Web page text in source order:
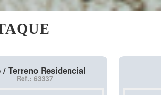
/ Terreno Residencial
Ref.: 63337